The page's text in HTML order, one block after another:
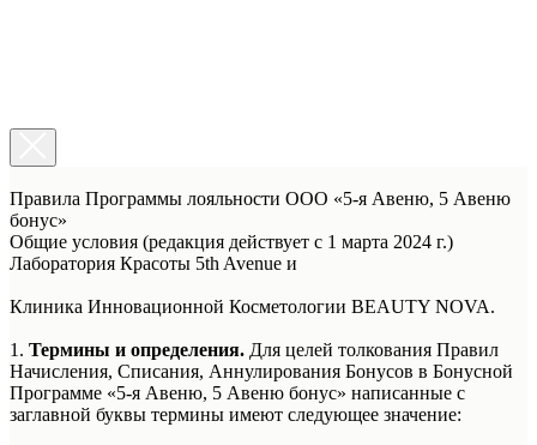
Правила Программы лояльности ООО «5-я Авеню, 5 Авеню
бонус»
Общие условия (редакция действует с 1 марта 2024 г.)
Лаборатория Красоты 5th Avenue и
Клиника Инновационной Косметологии BEAUTY NOVA.
1. Термины и определения. Для целей толкования Правил
Начисления, Списания, Аннулирования Бонусов в Бонусной
Программе «5-я Авеню, 5 Авеню бонус» написанные с
заглавной буквы термины имеют следующее значение: